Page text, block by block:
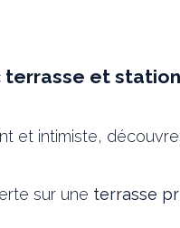
terrasse et
et intimiste,
sur une terrasse